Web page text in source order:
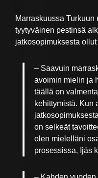
Marraskuussa
tyytyväinen pestinsä
jatkosopimuksesta
– Saavuin
avoimin mielin ja
täällä on
kehittymistä. Kun
on selkeät
olen mielelläni
prosessissa, Ijäs